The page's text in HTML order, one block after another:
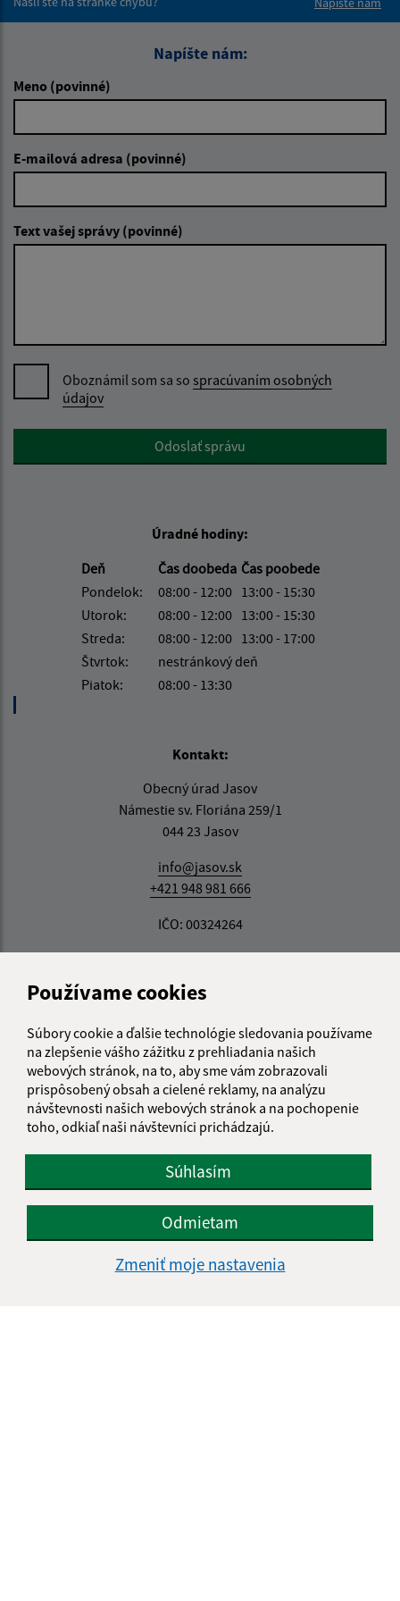
Používame cookies
Súbory cookie a ďalšie technológie sledovania používame
na zlepšenie vášho zážitku z prehliadania našich
webových stránok, na to, aby sme vám zobrazovali
prispôsobený obsah a cielené reklamy, na analýzu
návštevnosti našich webových stránok a na pochopenie
toho, odkiaľ naši návštevníci prichádzajú.
Súhlasím
Odmietam
Zmeniť moje nastavenia
Napíšte nám:
Meno (povinné)
E-mailová adresa (povinné)
Text vašej správy (povinné)
Oboznámil som sa so spracúvaním osobných
údajov
Google reCaptcha ResponseOdoslať správu
Úradné hodiny:
Deň
Čas doobeda Čas poobede
Pondelok:
08:00 - 12:00 13:00 - 15:30
Utorok:
08:00 - 12:00 13:00 - 15:30
Streda:
08:00 - 12:00 13:00 - 17:00
Štvrtok:
nestránkový deň
Piatok:
08:00 - 13:30
Kontakt:
Obecný úrad Jasov
Námestie sv. Floriána 259/1
044 23 Jasov
info@jasov.sk
+421 948 981 666
IČO: 00324264
Informácie o stránke: